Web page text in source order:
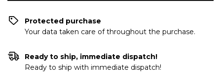
Protected purchase
Your data taken care of throughout the purchase.
Ready to ship, immediate dispatch!
Ready to ship with immediate dispatch!